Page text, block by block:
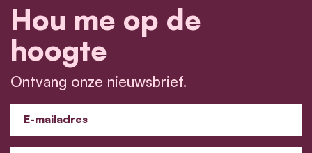
Hou me op de
hoogte
Ontvang onze nieuwsbrief.
E-mailadres